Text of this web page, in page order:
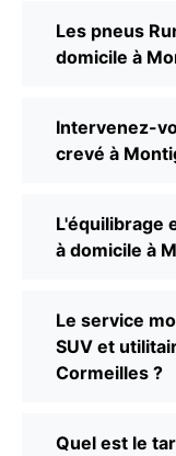
Les pneus
domicile à
Intervenez-
crevé à
L'équilibrage
à domicile à
Le service
SUV et
Cormeilles ?
Quel est le